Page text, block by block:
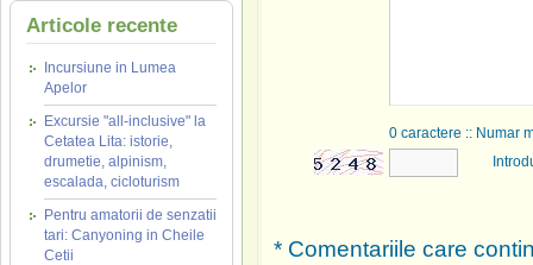
Articole recente
Incursiune in Lumea
Apelor
Excursie "all-inclusive" la
Cetatea Lita: istorie,
drumetie, alpinism,
escalada, cicloturism
Pentru amatorii de senzatii
tari: Canyoning in Cheile
Cetii
0 caractere :: Numar
* Comentariile care